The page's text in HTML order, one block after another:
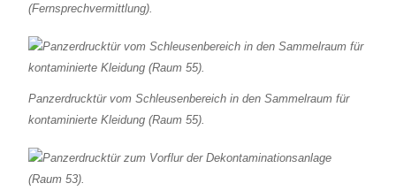
(Fernsprechvermittlung).
Panzerdrucktür vom Schleusenbereich in den Sammelraum für
kontaminierte Kleidung (Raum 55).